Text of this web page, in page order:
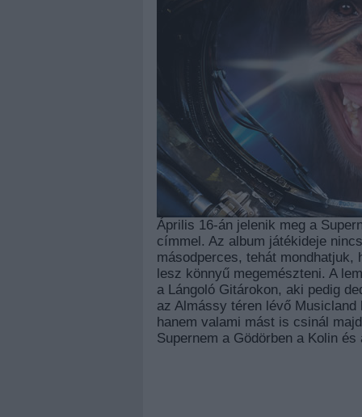
Április 16-án jelenik meg a
címmel. Az album játékideje
másodperces, tehát
lesz könnyű megemészteni. A
a Lángoló Gitárokon, aki pedig
az Almássy téren lévő
hanem valami mást is csinál
Supernem a Gödörben a Kolin